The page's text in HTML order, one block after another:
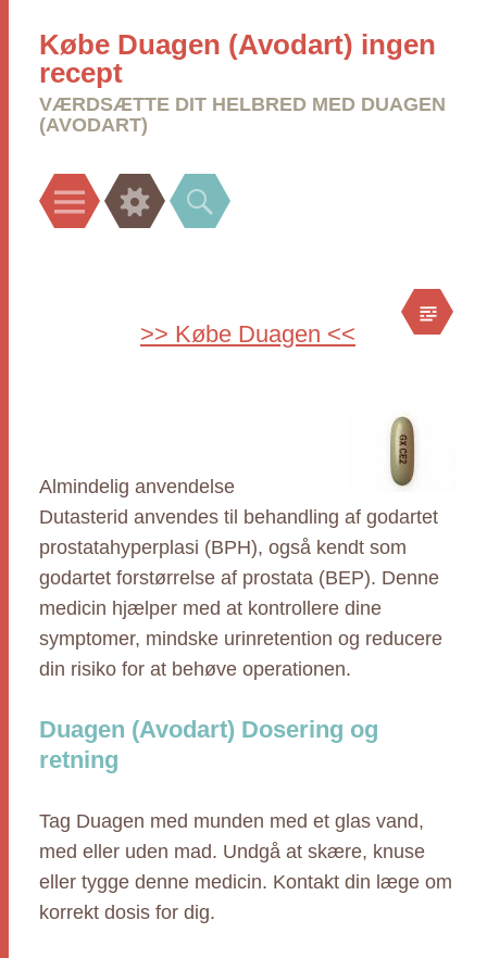
Købe Duagen (Avodart) ingen
recept
VÆRDSÆTTE DIT HELBRED MED DUAGEN
(AVODART)
Menu Widgets Search
>> Købe Duagen <<
Almindelig anvendelse
Dutasterid anvendes til behandling af godartet
prostatahyperplasi (BPH), også kendt som
godartet forstørrelse af prostata (BEP). Denne
medicin hjælper med at kontrollere dine
symptomer, mindske urinretention og reducere
din risiko for at behøve operationen.
Duagen (Avodart) Dosering og
retning
Tag Duagen med munden med et glas vand,
med eller uden mad. Undgå at skære, knuse
eller tygge denne medicin. Kontakt din læge om
korrekt dosis for dig.